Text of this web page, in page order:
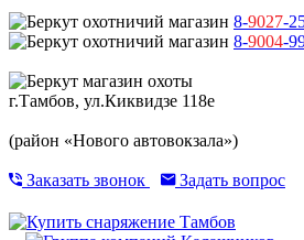
8-9027-
8-9004-
г.Тамбов, ул.Киквидзе 118е
(район «Нового автовокзала»)
Заказать звонок Задать вопрос